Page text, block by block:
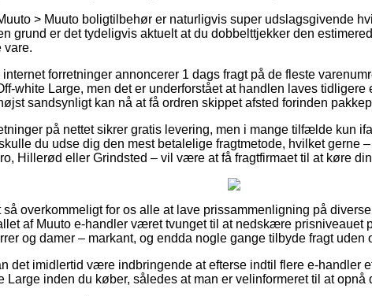
> Muuto boligtilbehør er naturligvis super udslagsgivende
grund er det tydeligvis aktuelt at du dobbelttjekker den
vare.
forretninger annoncerer 1 dags fragt på de fleste
white Large, men det er underforstået at handlen laves
sandsynligt kan nå at få ordren skippet afsted forinden
på nettet sikrer gratis levering, men i mange tilfælde kun
du udse dig den mest betalelige fragtmetode, hvilket gerne
Hillerød eller Grindsted – vil være at få fragtfirmaet til at køre
så overkommeligt for os alle at lave prissammenligning på
af Muuto e-handler været tvunget til at nedskære prisniveauet
og damer – markant, og endda nogle gange tilbyde fragt uden
det imidlertid være indbringende at efterse indtil flere e-handler
Large inden du køber, således at man er velinformeret til at opnå